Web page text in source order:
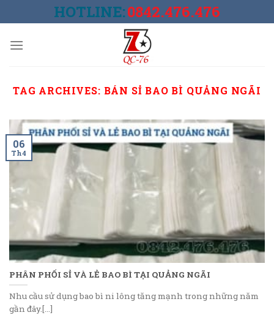
to
HOTLINE:0842.476.476
TAG ARCHIVES: BÁN SỈ BAO BÌ QUẢNG NGÃI
PHÂN PHỐI SỈ VÀ LẺ BAO BÌ TẠI QUẢNG NGÃI
Nhu cầu sử dụng bao bì ni lông tăng mạnh trong những năm
gần đây.[...]
06
Th4